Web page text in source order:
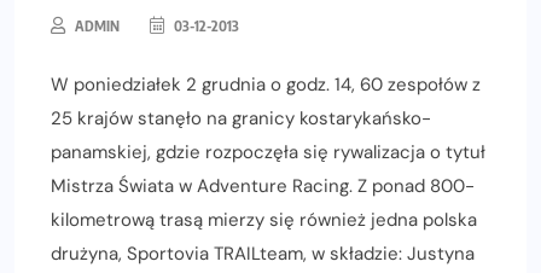
ADMIN 03-12-2013
W poniedziałek 2 grudnia o godz. 14, 60 zespołów z
25 krajów stanęło na granicy kostarykańsko-
panamskiej, gdzie rozpoczęła się rywalizacja o tytuł
Mistrza Świata w Adventure Racing. Z ponad 800-
kilometrową trasą mierzy się również jedna polska
drużyna, Sportovia TRAILteam, w składzie: Justyna